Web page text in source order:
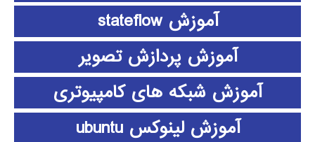
آموزش stateflow
آموزش پردازش تصویر
آموزش شبکه های کامپیوتری
آموزش لینوکس ubuntu